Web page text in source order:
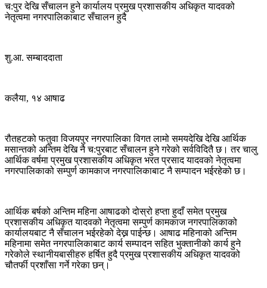
च:पुर देखि सँचालन हुने कार्यालय प्रमुख प्रशासकीय अधिकृत यादवको
नेतृत्वमा नगरपालिकाबाट सँचालन हुदै
शु.आ. सम्बाददाता
कलैया, १४ आषाढ
रौतहटको फतुवा विजयपुर नगरपालिका विगत लामो समयदेखि देखि आर्थिक
मसान्तको अन्तिम देखि नै च:पुरबाट सँचालन हुने गरेको सर्वविदितै छ। तर चालु
आर्थिक वर्षमा प्रमुख प्रशासकीय अधिकृत भरत प्रसाद यादवको नेतृत्वमा
नगरपालिकाको सम्पुर्ण कामकाज नगरपालिकाबाट नै सम्पादन भईरहेको छ।
आर्थिक बर्षको अन्तिम महिना आषाढको दोस्रो हप्ता हुदाँ समेत प्रमुख
प्रशासकीय अधिकृत यादवको नेतृत्वमा सम्पुर्ण कामकाज नगरपालिकाको
कार्यालयबाट नै सँचालन भईरहेको देख्न पाईन्छ। आषाढ महिनाको अन्तिम
महिनामा समेत नगरपालिकाबाट कार्य सम्पादन सहित भुक्तानीको कार्य हुने
गरेकोले स्थानीयबासीहरु हर्षित हुदै प्रमुख प्रशासकीय अधिकृत यादवको
चौतर्फी प्रशाँसा गर्ने गरेका छन्।